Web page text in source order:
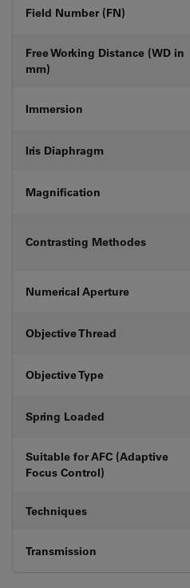
Field Number (FN)
Free Working Distance (WD in
mm)
Immersion
Iris Diaphragm
Magnification
Contrasting Methodes
Numerical Aperture
Objective Thread
Objective Type
Spring Loaded
Suitable for AFC (Adaptive
Focus Control)
Techniques
Transmission